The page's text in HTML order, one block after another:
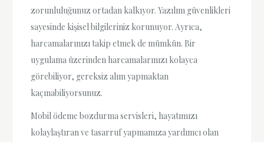
zorunluluğunuz ortadan kalkıyor. Yazılım güvenlikleri
sayesinde kişisel bilgileriniz korunuyor. Ayrıca,
harcamalarınızı takip etmek de mümkün. Bir
uygulama üzerinden harcamalarınızı kolayca
görebiliyor, gereksiz alım yapmaktan
kaçınabiliyorsunuz.
Mobil ödeme bozdurma servisleri, hayatımızı
kolaylaştıran ve tasarruf yapmamıza yardımcı olan